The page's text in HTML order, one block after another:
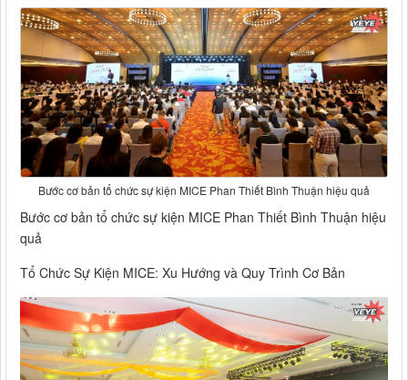
Bước cơ bản tổ chức sự kiện MICE Phan Thiết Bình Thuận hiệu quả
Bước cơ bản tổ chức sự kiện MICE Phan Thiết Bình Thuận hiệu
quả
Tổ Chức Sự Kiện MICE: Xu Hướng và Quy Trình Cơ Bản